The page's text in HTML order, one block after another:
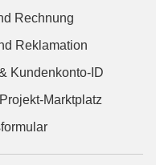
Rechnung
Reklamation
Kundenkonto-ID
Marktplatz